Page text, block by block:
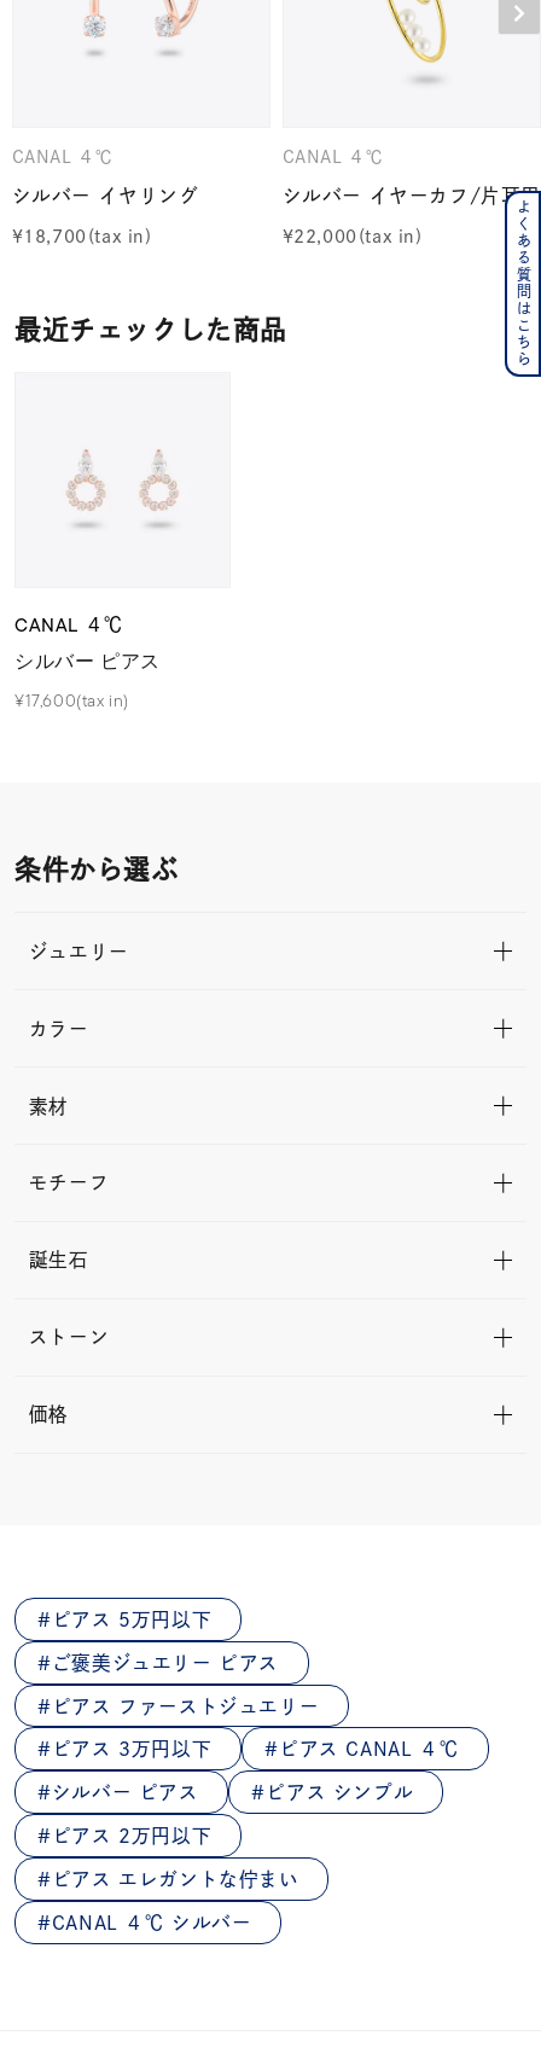
CANAL ４℃
シルバー イヤリング
¥18,700
CANAL ４℃
シルバー イヤーカフ/片耳用
¥22,000
最近チェックした商品
CANAL ４℃
シルバー ピアス
¥17,600(tax in)
条件から選ぶ
ジュエリー
カラー
素材
モチーフ
誕生石
ストーン
価格
ピアス 5万円以下
ご褒美ジュエリー ピアス
ピアス ファーストジュエリー
ピアス 3万円以下 ピアス CANAL ４℃
シルバー ピアス ピアス シンプル
ピアス 2万円以下
ピアス エレガントな佇まい
CANAL ４℃ シルバー
よくある質問はこちら